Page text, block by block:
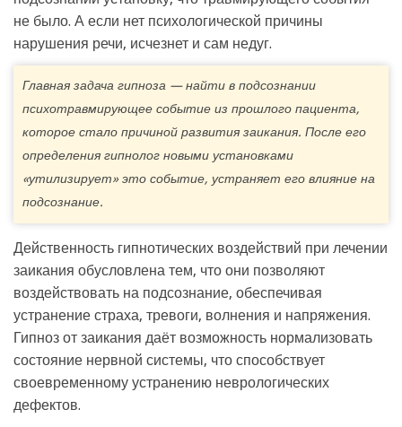
не было. А если нет психологической причины
нарушения речи, исчезнет и сам недуг.
Главная задача гипноза — найти в подсознании
психотравмирующее событие из прошлого пациента,
которое стало причиной развития заикания. После его
определения гипнолог новыми установками
«утилизирует» это событие, устраняет его влияние на
подсознание.
Действенность гипнотических воздействий при лечении
заикания обусловлена тем, что они позволяют
воздействовать на подсознание, обеспечивая
устранение страха, тревоги, волнения и напряжения.
Гипноз от заикания даёт возможность нормализовать
состояние нервной системы, что способствует
своевременному устранению неврологических
дефектов.